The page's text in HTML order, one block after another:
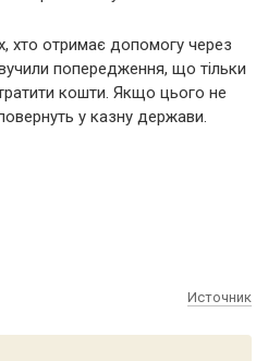
хто отримає допомогу через
попередження, що тільки
кошти. Якщо цього не
у казну держави.
Источник